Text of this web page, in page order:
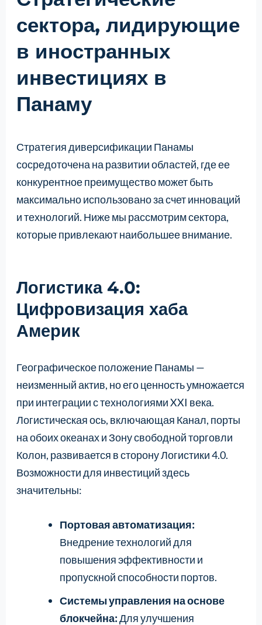
сектора, лидирующие
в иностранных
инвестициях в
Панаму
Стратегия диверсификации Панамы
сосредоточена на развитии областей, где ее
конкурентное преимущество может быть
максимально использовано за счет инноваций
и технологий. Ниже мы рассмотрим сектора,
которые привлекают наибольшее внимание.
Логистика 4.0:
Цифровизация хаба
Америк
Географическое положение Панамы —
неизменный актив, но его ценность умножается
при интеграции с технологиями XXI века.
Логистическая ось, включающая Канал, порты
на обоих океанах и Зону свободной торговли
Колон, развивается в сторону Логистики 4.0.
Возможности для инвестиций здесь
значительны:
Портовая автоматизация:
Внедрение технологий для
повышения эффективности и
пропускной способности портов.
Системы управления на основе
блокчейна:Для улучшения